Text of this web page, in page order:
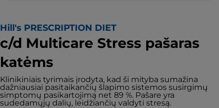
Hill's PRESCRIPTION DIET
c/d Multicare Stress pašaras
katėms
Klinikiniais tyrimais įrodyta, kad ši mityba sumažina
dažniausiai pasitaikančių šlapimo sistemos susirgimų
simptomų pasikartojimą net 89 %. Pašare yra
sudedamųjų dalių, leidžiančių valdyti stresą.